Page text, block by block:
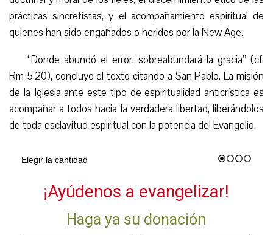
prácticas sincretistas, y el acompañamiento espiritual de
quienes han sido engañados o heridos por la New Age.
“Donde abundó el error, sobreabundará la gracia” (cf.
Rm 5,20), concluye el texto citando a San Pablo. La misión
de la Iglesia ante este tipo de espiritualidad anticrística es
acompañar a todos hacia la verdadera libertad, liberándolos
de toda esclavitud espiritual con la potencia del Evangelio.